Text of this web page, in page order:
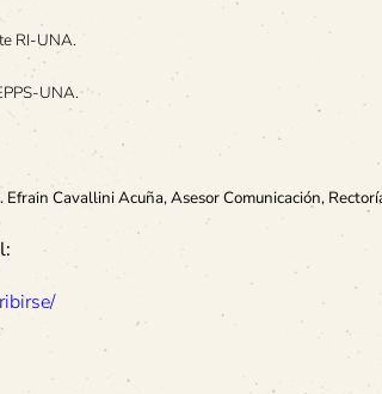
RI-UNA.
UNA.
Efrain Cavallini Acuña, Asesor Comunicación,